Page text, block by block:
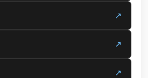
↗
↗
↗